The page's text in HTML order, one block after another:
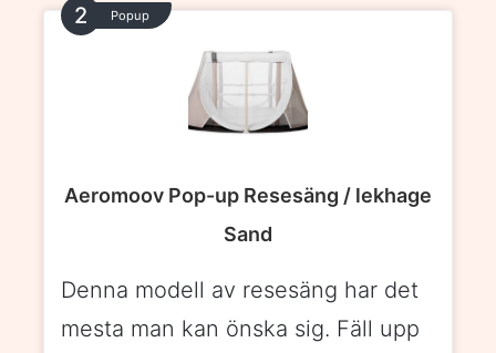
Popup
Aeromoov Pop-up Resesäng / lekhage
Sand
Denna modell av resesäng har det
mesta man kan önska sig. Fäll upp